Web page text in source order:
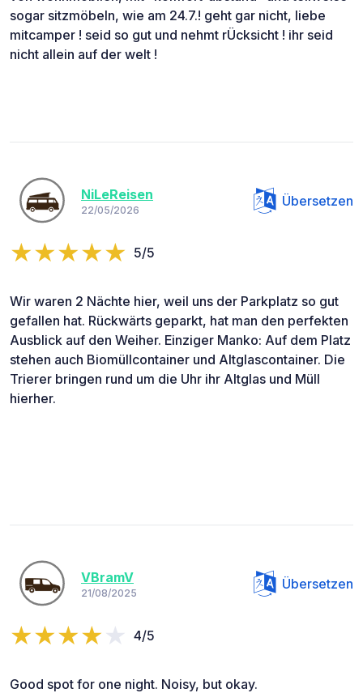
sogar sitzmöbeln, wie am 24.7.! geht gar nicht, liebe
mitcamper ! seid so gut und nehmt rÜcksicht ! ihr seid
nicht allein auf der welt !
NiLeReisen
22/05/2026
Übersetzen
5/5
Wir waren 2 Nächte hier, weil uns der Parkplatz so gut
gefallen hat. Rückwärts geparkt, hat man den perfekten
Ausblick auf den Weiher. Einziger Manko: Auf dem Platz
stehen auch Biomüllcontainer und Altglascontainer. Die
Trierer bringen rund um die Uhr ihr Altglas und Müll
hierher.
VBramV
21/08/2025
Übersetzen
4/5
Good spot for one night. Noisy, but okay.